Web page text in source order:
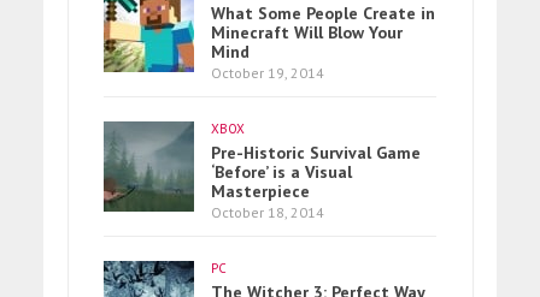
What Some People Create in
Minecraft Will Blow Your
Mind
October 19, 2014
XBOX
Pre-Historic Survival Game
‘Before’ is a Visual
Masterpiece
October 18, 2014
PC